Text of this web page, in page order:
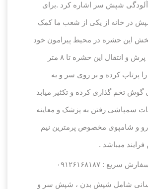
شپش سر اشاره کرد .برای
در خانه از یکی از شعب ما کمک
این حشره در محیط پیرامون خود
شوید .سرعت پرش و انتقال این حشره تا ۸ متر
پرتاب کرده و بر روی سر و به
تخم گذاری کرده و تکثیر میابد
سمپاشی رفتن به پزشک و معاینه
و شامپوی مخصوص پرمترین نیم
میباشد .
سریع : ۰۹۱۲۶۱۶۸۱۸۷
شامل شپش بدن ، شپش سر و